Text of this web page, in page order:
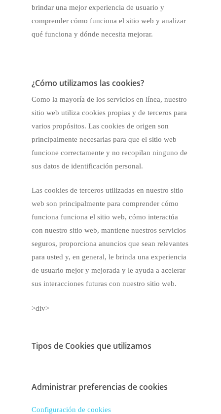
brindar una mejor experiencia de usuario y
comprender cómo funciona el sitio web y analizar
qué funciona y dónde necesita mejorar.
¿Cómo utilizamos las cookies?
Como la mayoría de los servicios en línea, nuestro
sitio web utiliza cookies propias y de terceros para
varios propósitos. Las cookies de origen son
principalmente necesarias para que el sitio web
funcione correctamente y no recopilan ninguno de
sus datos de identificación personal.
Las cookies de terceros utilizadas en nuestro sitio
web son principalmente para comprender cómo
funciona funciona el sitio web, cómo interactúa
con nuestro sitio web, mantiene nuestros servicios
seguros, proporciona anuncios que sean relevantes
para usted y, en general, le brinda una experiencia
de usuario mejor y mejorada y le ayuda a acelerar
sus interacciones futuras con nuestro sitio web.
>div>
Tipos de Cookies que utilizamos
Administrar preferencias de cookies
Configuración de cookies